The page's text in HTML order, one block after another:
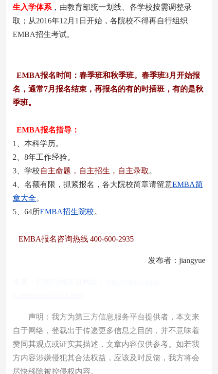
生入学体系 ，由教育部统一划线、各学校按需调整录
取；从2016年12月1日开始，各院校不得再自行组织
EMBA招生考试。
EMBA报名时间：春季班和秋季班。春季班3月开始报
名，通常7月报名结束，再报名的有的时插班，有的是秋
季班。
EMBA报名指导：
1、本科学历。
2、8年工作经验。
3、学校自主命题，自主招生，自主录取 。
4、名额有限，抓紧报名，各大院校简章请留意EMBA简
章大全。
5、64所EMBA招生院校。
EMBA报名咨询热线 400-600-2935
发布者：jiangyue
声明：我方为第三方信息服务平台提供者，本文来
自于网络，登载出于传递更多信息之目的，并不意味着
赞同其观点或证实其描述，文章内容仅供参考。如若我
方内容涉嫌侵犯其合法权益，应该及时反馈，我方将会
尽快移除被控侵权内容。